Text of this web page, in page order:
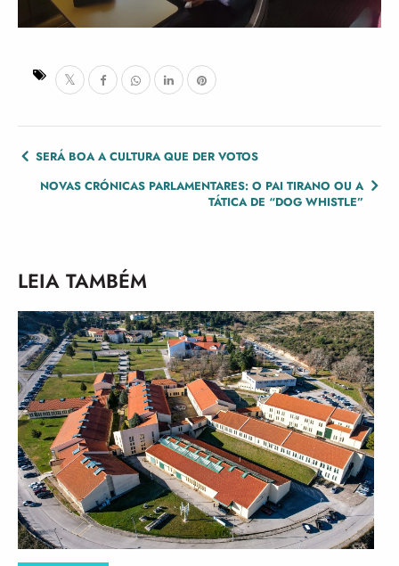
POST
NAVIGATION
SERÁ BOA A CULTURA QUE DER VOTOS
NOVAS CRÓNICAS PARLAMENTARES: O PAI TIRANO OU A
TÁTICA DE “DOG WHISTLE”
LEIA TAMBÉM